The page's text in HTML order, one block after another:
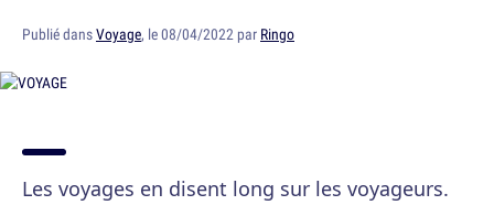
Publié dansVoyage, le 08/04/2022 par Ringo
Les voyages en disent long sur les voyageurs.